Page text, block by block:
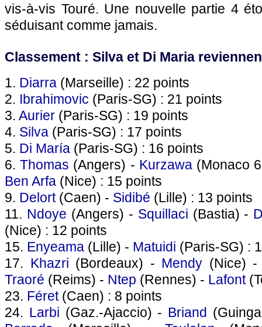
vis-à-vis Touré. Une nouvelle partie 4
séduisant comme jamais.
Classement : Silva et Di Maria
1. Diarra (Marseille) : 22 points
2. Ibrahimovic (Paris-SG) : 21 points
3. Aurier (Paris-SG) : 19 points
4. Silva (Paris-SG) : 17 points
5. Di María (Paris-SG) : 16 points
6.Thomas (Angers) - Kurzawa(Monaco
Ben Arfa (Nice) : 15 points
9. Delort(Caen) - Sidibé (Lille) : 13 points
11. Ndoye (Angers) - Squillaci (Bastia) -
(Nice) : 12 points
15. Enyeama (Lille) - Matuidi (Paris-SG) :
17. Khazri (Bordeaux) - Mendy (Nice)
Traoré (Reims) - Ntep (Rennes) - Lafont
23. Féret(Caen) : 8 points
24. Larbi (Gaz.-Ajaccio) - Briand